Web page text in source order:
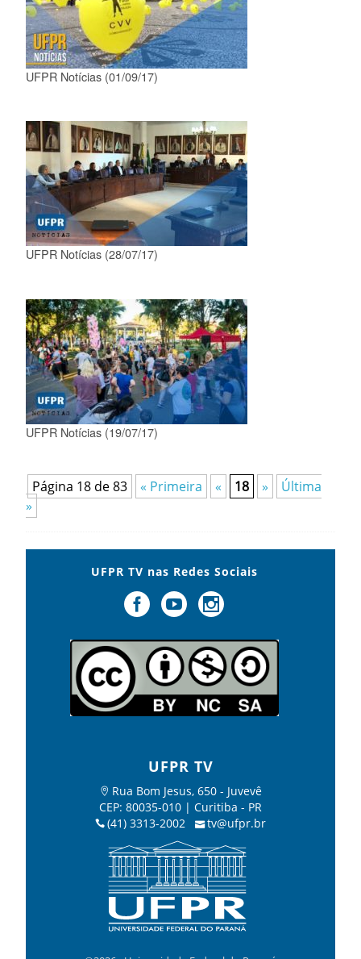
UFPR Notícias (01/09/17)
UFPR Notícias (28/07/17)
UFPR Notícias (19/07/17)
Página 18 de 83 « Primeira « 18 »
Última
»
UFPR TV nas Redes Sociais
UFPR TV
Rua Bom Jesus, 650 - Juvevê
CEP: 80035-010 | Curitiba - PR
(41) 3313-2002
tv@ufpr.br